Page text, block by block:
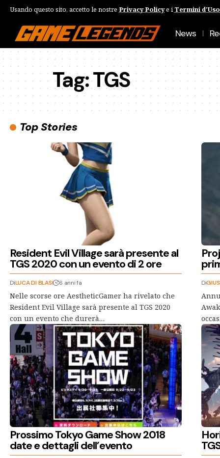
Usando questo sito, accetto le nostre Privacy Policye i Termini d'Uso
News
Tag:TGS
Top Stories
Resident Evil Village sarà presente al
TGS 2020 con un evento di 2 ore
DiLUCA DI BLASI 6 anni fa
Nelle scorse ore AestheticGamer ha rivelato che
Resident Evil Village sarà presente al TGS 2020
con un evento che durerà…
Di
Prossimo Tokyo Game Show 2018
date e dettagli dell’evento